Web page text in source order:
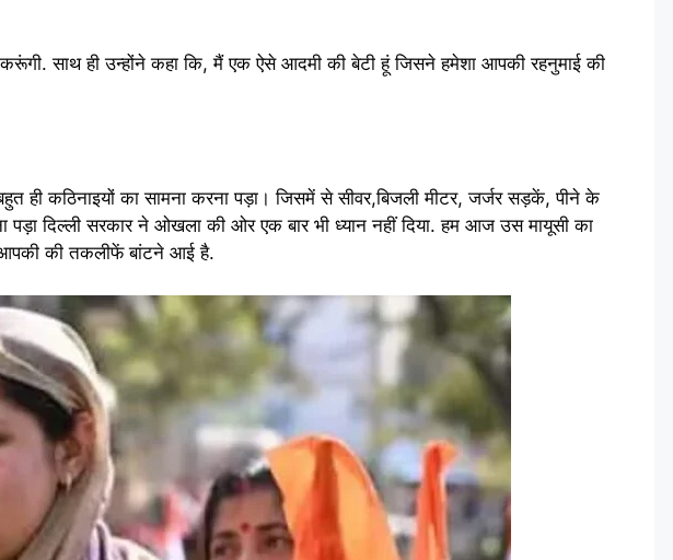
साथ ही उन्होंने कहा कि, मैं एक ऐसे आदमी की बेटी हूं जिसने हमेशा आपकी रहनुमाई की
ही कठिनाइयों का सामना करना पड़ा। जिसमें से सीवर,बिजली मीटर, जर्जर सड़कें, पीने के
पड़ा दिल्ली सरकार ने ओखला की ओर एक बार भी ध्यान नहीं दिया. हम आज उस मायूसी का
की तकलीफें बांटने आई है.